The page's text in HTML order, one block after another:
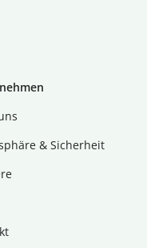
& Sicherheit